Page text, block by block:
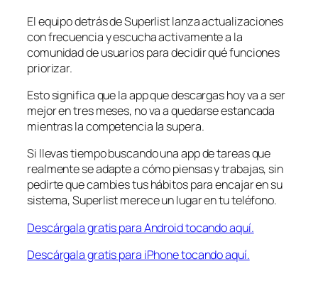
El equipo detrás de Superlist lanza actualizaciones
con frecuencia y escucha activamente a la
comunidad de usuarios para decidir qué funciones
priorizar.
Esto significa que la app que descargas hoy va a ser
mejor en tres meses, no va a quedarse estancada
mientras la competencia la supera.
Si llevas tiempo buscando una app de tareas que
realmente se adapte a cómo piensas y trabajas, sin
pedirte que cambies tus hábitos para encajar en su
sistema, Superlist merece un lugar en tu teléfono.
Descárgala gratis para Android tocando aquí.
Descárgala gratis para iPhone tocando aquí.